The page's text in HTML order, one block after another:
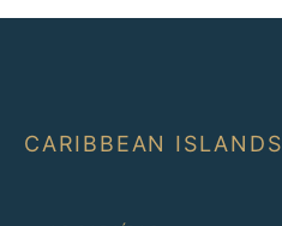
CARIBBEAN ISLANDS